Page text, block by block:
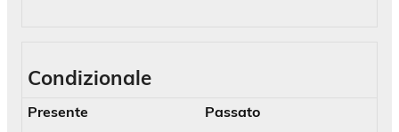
Condizionale
Presente Passato